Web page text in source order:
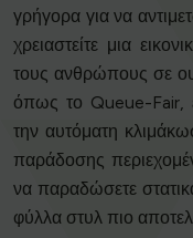
γρήγορα για να
χρειαστείτε μια
τους ανθρώπους σε
όπως το Queue-Fair,
την αυτόματη
παράδοσης
να παραδώσετε
φύλλα στυλ πιο